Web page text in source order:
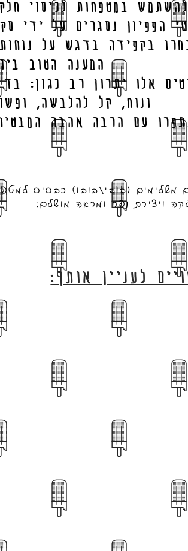
להשתמש במטפחות לכיסוי
הפפיון נסגרים על ידי
בקפידה בדגש על
המענה הטוב
אלו יתרון רב כגון:
.ונוח, קל להלבשה,
עם הרבה אהבה
משלימים (בובי/בובו) כבסיס
ויצירת נפח ומראה מושלם:
לעניין אותך: